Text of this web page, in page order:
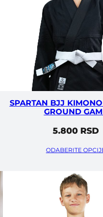
SPARTAN BJJ
GROUND
5.800 RSD
ODABERITE